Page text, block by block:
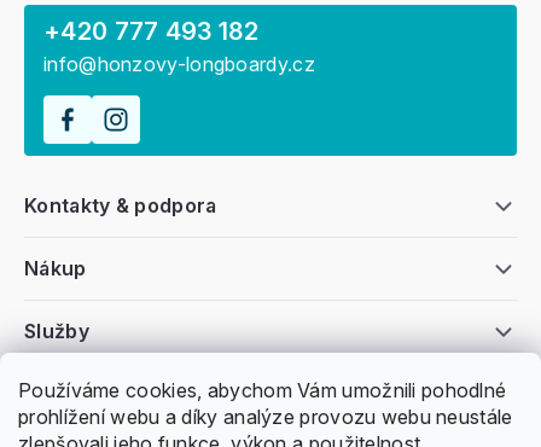
Používáme cookies, abychom Vám umožnili pohodlné
prohlížení webu a díky analýze provozu webu neustále
Všeobecné informace
Nákup
Kontakty & podpora
Služby
+420 777 493 182
info@honzovy-longboardy.cz